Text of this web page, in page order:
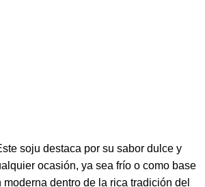
soju destaca por su sabor dulce y
ocasión, ya sea frío o como base
dentro de la rica tradición del